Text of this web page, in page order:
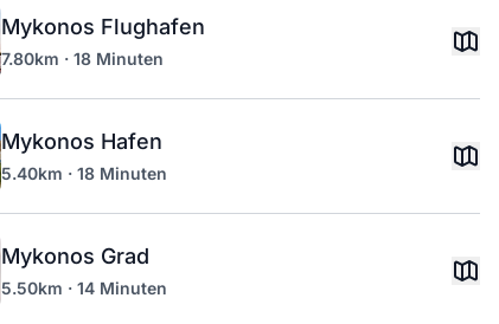
Mykonos Flughafen
7.80km · 18 Minuten
Mykonos Hafen
5.40km · 18 Minuten
Mykonos Grad
5.50km · 14 Minuten